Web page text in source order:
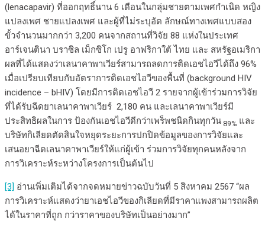
(lenacapavir) ที่ออกฤทธิ์นาน 6 เดือนในกลุ่มชายตามเพศกำเนิด หญิง
แปลงเพศ ชายแปลงเพศ และผู้ที่ไม่ระบุอัต ลักษณ์ทางเพศแบบสอง
ขั้วจำนวนมากกว่า 3,200 คนจากสถานที่วิจัย 88 แห่งในประเทศ
อาร์เจนตินา บราซิล เม็กซิโก เปรู อาฟริกาใต้ ไทย และ สหรัฐอเมริกา
ผลที่ได้แสดงว่าเลนาคาพาเวียร์สามารถลดการติดเอชไอวีได้ถึง 96%
เมื่อเปรียบเทียบกับอัตราการติดเอชไอวีของพื้นที่ (background HIV
incidence – bHIV) โดยมีการติดเอชไอวี 2 รายจากผู้เข้าร่วมการวิจัย
ที่ได้รับฉีดยาเลนาคาพาเวียร์ 2,180 คน และเลนาคาพาเวียร์มี
ประสิทธิผลในการ ป้องกันเอชไอวีดีกว่าเพร็พชนิดกินทุกวัน 89% และ
บริษัทกิเลียดตัดสินใจหยุดระยะการปกปิดข้อมูลของการวิจัยและ
เสนอยาฉีดเลนาคาพาเวียร์ให้แก่ผู้เข้า ร่วมการวิจัยทุกคนหลังจาก
การวิเคราะห์ระหว่างโครงการเป็นต้นไป
[3] อ่านเพิ่มเติมได้จากจดหมายข่าวฉบับวันที่ 5 สิงหาคม 2567 “ผล
การวิเคราะห์แสดงว่ายาเอชไอวีของกิเลียดที่มีราคาแพงสามารถผลิต
ได้ในราคาที่ถูก กว่าราคาของบริษัทเป็นอย่างมาก”